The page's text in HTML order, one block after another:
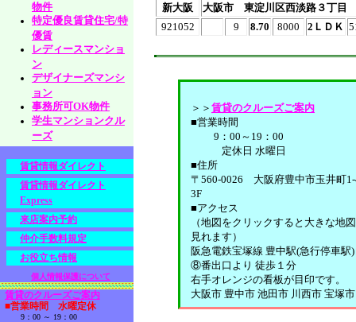
新大阪
大阪市 東淀川区西淡路３丁目
921052
9 8.70 8000 2ＬＤＫ
＞＞ 賃貸のクルーズご案内
■営業時間
9：00～19：00
定休日 水曜日
■住所
〒560-0026 大阪府豊中市玉井町
3F
■アクセス
（地図をクリックすると大きな地
見れます）
阪急電鉄宝塚線 豊中駅(急行停車駅)
⑧番出口より 徒歩１分
右手オレンジの看板が目印です。
大阪市 豊中市 池田市 川西市 宝塚
物件
特定優良賃貸住宅/特
優賃
レディースマンショ
ン
デザイナーズマンシ
ョン
事務所可OK物件
学生マンションクル
ーズ
賃貸情報ダイレクト
賃貸情報ダイレクト
Express
来店案内予約
仲介手数料規定
お役立ち情報
個人情報保護について
賃貸のクルーズご案内
■営業時間 水曜定休
9：00 ～ 19：00